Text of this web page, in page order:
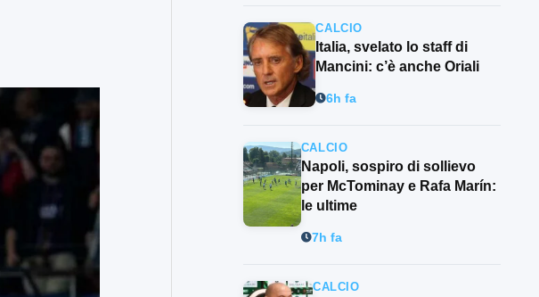
CALCIO
Italia, svelato lo staff di
Mancini: c’è anche Oriali
6h fa
CALCIO
Napoli, sospiro di sollievo
per McTominay e Rafa Marín:
le ultime
7h fa
CALCIO